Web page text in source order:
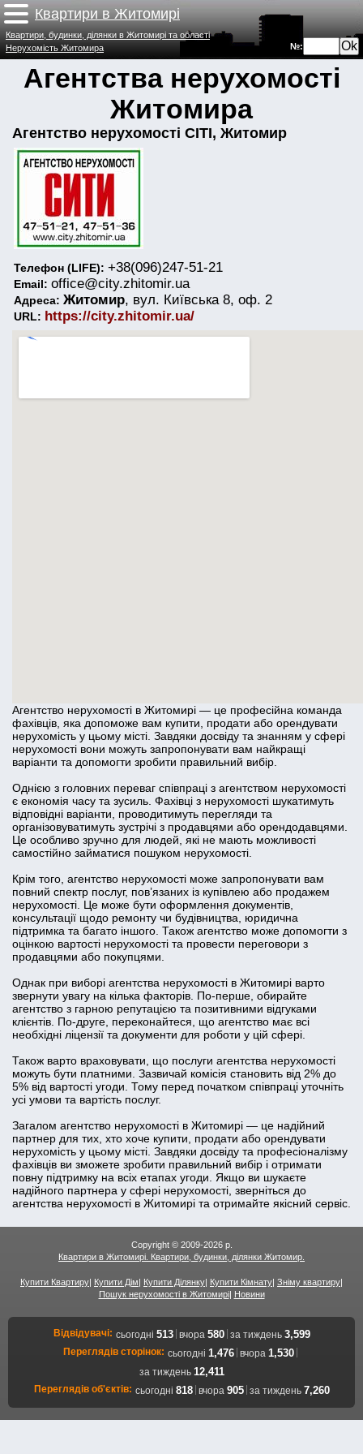
Квартири в Житомирі
№:
Квартири, будинки, ділянки в Житомирі та області
Нерухомість Житомира
Агентства нерухомості
Житомира
Агентство нерухомості СІТІ, Житомир
Телефон (LIFE): +38(096)247-51-21
Email: office@city.zhitomir.ua
Адреса: Житомир, вул. Київська 8, оф. 2
URL: https://city.zhitomir.ua/
Агентство нерухомості в Житомирі — це професійна команда
фахівців, яка допоможе вам купити, продати або орендувати
нерухомість у цьому місті. Завдяки досвіду та знанням у сфері
нерухомості вони можуть запропонувати вам найкращі
варіанти та допомогти зробити правильний вибір.
Однією з головних переваг співпраці з агентством нерухомості
є економія часу та зусиль. Фахівці з нерухомості шукатимуть
відповідні варіанти, проводитимуть перегляди та
організовуватимуть зустрічі з продавцями або орендодавцями.
Це особливо зручно для людей, які не мають можливості
самостійно займатися пошуком нерухомості.
Крім того, агентство нерухомості може запропонувати вам
повний спектр послуг, пов’язаних із купівлею або продажем
нерухомості. Це може бути оформлення документів,
консультації щодо ремонту чи будівництва, юридична
підтримка та багато іншого. Також агентство може допомогти з
оцінкою вартості нерухомості та провести переговори з
продавцями або покупцями.
Однак при виборі агентства нерухомості в Житомирі варто
звернути увагу на кілька факторів. По-перше, обирайте
агентство з гарною репутацією та позитивними відгуками
клієнтів. По-друге, переконайтеся, що агентство має всі
необхідні ліцензії та документи для роботи у цій сфері.
Також варто враховувати, що послуги агентства нерухомості
можуть бути платними. Зазвичай комісія становить від 2% до
5% від вартості угоди. Тому перед початком співпраці уточніть
усі умови та вартість послуг.
Загалом агентство нерухомості в Житомирі — це надійний
партнер для тих, хто хоче купити, продати або орендувати
нерухомість у цьому місті. Завдяки досвіду та професіоналізму
фахівців ви зможете зробити правильний вибір і отримати
повну підтримку на всіх етапах угоди. Якщо ви шукаєте
надійного партнера у сфері нерухомості, зверніться до
агентства нерухомості в Житомирі та отримайте якісний сервіс.
Copyright © 2009-2026 р.
Квартири в Житомирі. Квартири, будинки, ділянки Житомир.
Купити Квартиру| Купити Дім| Купити Ділянку| Купити Кімнату| Зніму квартиру|
Пошук нерухомості в Житомирі| Новини
Відвідувачі: сьогодні 513 вчора 580 за тиждень 3,599
Переглядів сторінок: сьогодні 1,476 вчора 1,530
за тиждень 12,411
Переглядів об'єктів: сьогодні 818 вчора 905 за тиждень 7,260